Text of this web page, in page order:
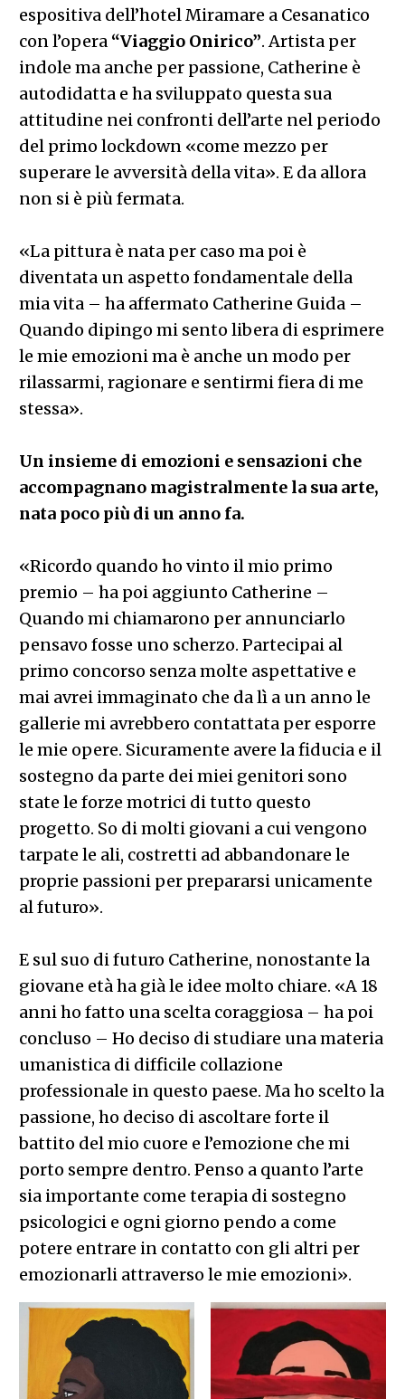
espositiva dell’hotel Miramare a Cesanatico
con l’opera “Viaggio Onirico”. Artista per
indole ma anche per passione, Catherine è
autodidatta e ha sviluppato questa sua
attitudine nei confronti dell’arte nel periodo
del primo lockdown «come mezzo per
superare le avversità della vita». E da allora
non si è più fermata.
«La pittura è nata per caso ma poi è
diventata un aspetto fondamentale della
mia vita – ha affermato Catherine Guida –
Quando dipingo mi sento libera di esprimere
le mie emozioni ma è anche un modo per
rilassarmi, ragionare e sentirmi fiera di me
stessa».
Un insieme di emozioni e sensazioni che
accompagnano magistralmente la sua arte,
nata poco più di un anno fa.
«Ricordo quando ho vinto il mio primo
premio – ha poi aggiunto Catherine –
Quando mi chiamarono per annunciarlo
pensavo fosse uno scherzo. Partecipai al
primo concorso senza molte aspettative e
mai avrei immaginato che da lì a un anno le
gallerie mi avrebbero contattata per esporre
le mie opere. Sicuramente avere la fiducia e il
sostegno da parte dei miei genitori sono
state le forze motrici di tutto questo
progetto. So di molti giovani a cui vengono
tarpate le ali, costretti ad abbandonare le
proprie passioni per prepararsi unicamente
al futuro».
E sul suo di futuro Catherine, nonostante la
giovane età ha già le idee molto chiare. «A 18
anni ho fatto una scelta coraggiosa – ha poi
concluso – Ho deciso di studiare una materia
umanistica di difficile collazione
professionale in questo paese. Ma ho scelto la
passione, ho deciso di ascoltare forte il
battito del mio cuore e l’emozione che mi
porto sempre dentro. Penso a quanto l’arte
sia importante come terapia di sostegno
psicologici e ogni giorno pendo a come
potere entrare in contatto con gli altri per
emozionarli attraverso le mie emozioni».